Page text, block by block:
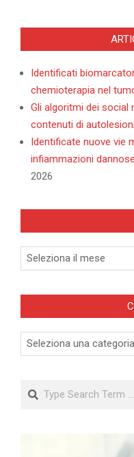
Identificati
chemioterapia nel
Gli algoritmi dei social
contenuti di
Identificate nuove vie
infiammazioni
2026
Archivi
Categorie
Search